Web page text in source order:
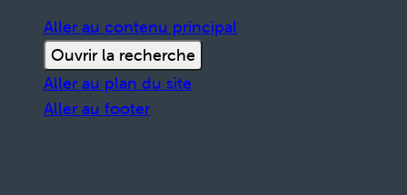
Aller au contenu principal
Ouvrir la recherche
Aller au plan du site
Aller au footer